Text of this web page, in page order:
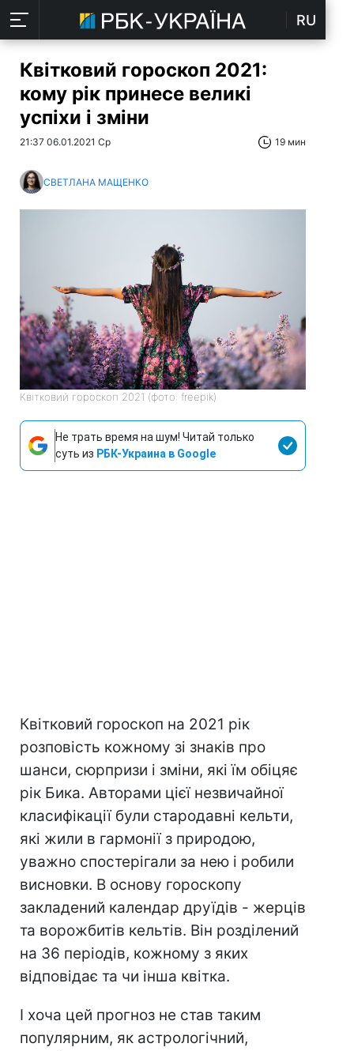
RU
Квітковий гороскоп 2021:
кому рік принесе великі
успіхи і зміни
21:37 06.01.2021 Ср 19 мин
СВЕТЛАНА МАЩЕНКО
Квітковий гороскоп 2021 (фото: freepik)
Не трать время на шум! Читай только
суть из РБК-Украина в Google
Квітковий гороскоп на 2021 рік
розповість кожному зі знаків про
шанси, сюрпризи і зміни, які їм обіцяє
рік Бика. Авторами цієї незвичайної
класифікації були стародавні кельти,
які жили в гармонії з природою,
уважно спостерігали за нею і робили
висновки. В основу гороскопу
закладений календар друїдів - жерців
та ворожбитів кельтів. Він розділений
на 36 періодів, кожному з яких
відповідає та чи інша квітка.
І хоча цей прогноз не став таким
популярним, як астрологічний,